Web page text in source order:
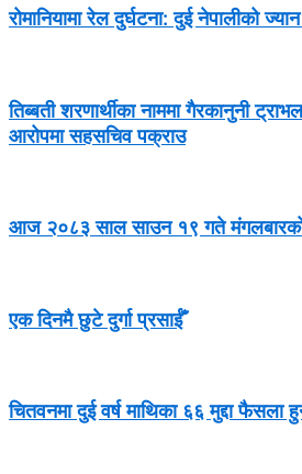
रोमानियामा रेल दुर्घटना: दुई नेपालीको
तिब्बती शरणार्थीका नाममा गैरकानुनी
आरोपमा सहसचिव पक्राउ
आज २०८३ साल साउन १९ गते
एक दिनमै छुटे दुर्गा प्रसाईँ
चितवनमा दुई वर्ष माथिका ६६ मुद्दा फैसला